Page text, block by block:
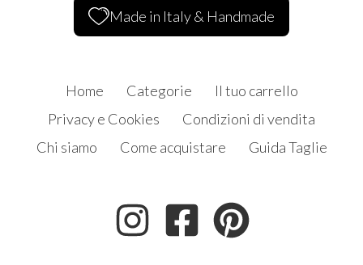
Made in Italy & Handmade
Home Categorie
Il tuo carrello
Privacy e Cookies
Condizioni di vendita
Chi siamo
Come acquistare Guida Taglie